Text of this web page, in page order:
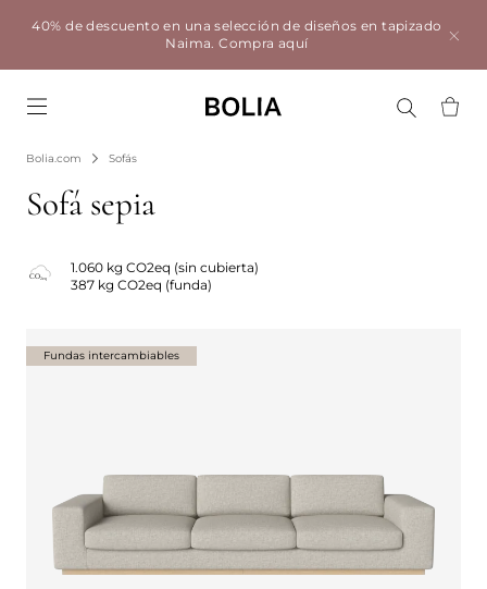
40% de descuento en una selección de diseños en tapizado
Naima.Compra aquí
Bolia.com Sofás
Sofá sepia
1.060 kg CO2eq (sin cubierta)
387 kg CO2eq (funda)
Fundas intercambiables